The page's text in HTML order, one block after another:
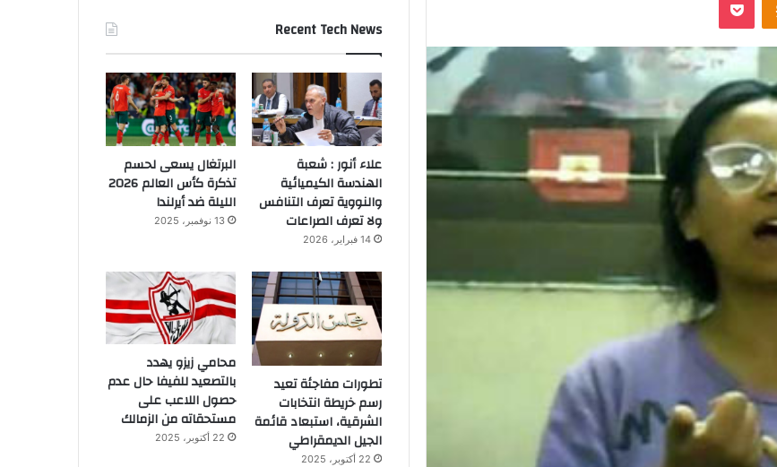
Recent Tech News
علاء أنور : شعبة
الهندسة الكيميائية
والنووية تعرف التنافس
ولا تعرف الصراعات
14 فبراير، 2026
البرتغال يسعى لحسم
تذكرة كأس العالم 2026
الليلة ضد أيرلندا
13 نوفمبر، 2025
تطورات مفاجئة تعيد
رسم خريطة انتخابات
الشرقية، استبعاد قائمة
الجيل الديمقراطي
22 أكتوبر، 2025
محامي زيزو يهدد
بالتصعيد للفيفا حال عدم
حصول اللاعب على
مستحقاته من الزمالك
22 أكتوبر، 2025